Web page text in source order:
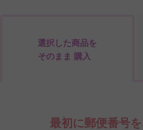
選択した商品を
そのまま 購入
最初に郵便番号を